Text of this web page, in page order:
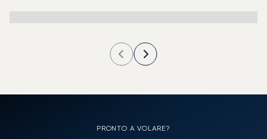
PRONTO A VOLARE?